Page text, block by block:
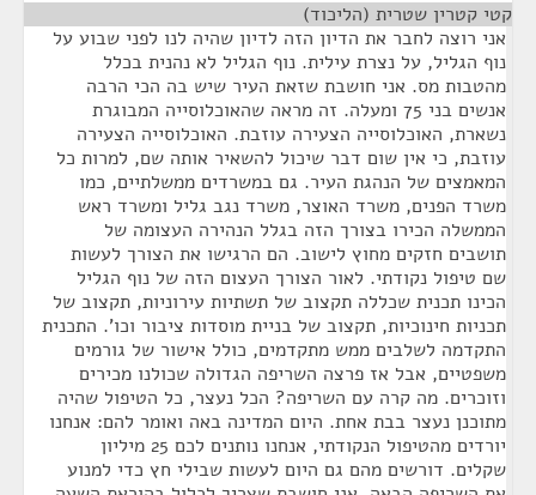
קטי קטרין שטרית (הליכוד)
אני רוצה לחבר את הדיון הזה לדיון שהיה לנו לפני שבוע על
נוף הגליל, על נצרת עילית. נוף הגליל לא נהנית בכלל
מהטבות מס. אני חושבת שזאת העיר שיש בה הכי הרבה
אנשים בני 75 ומעלה. זה מראה שהאוכלוסייה המבוגרת
נשארת, האוכלוסייה הצעירה עוזבת. האוכלוסייה הצעירה
עוזבת, כי אין שום דבר שיכול להשאיר אותה שם, למרות כל
המאמצים של הנהגת העיר. גם במשרדים ממשלתיים, כמו
משרד הפנים, משרד האוצר, משרד נגב גליל ומשרד ראש
הממשלה הכירו בצורך הזה בגלל הנהירה העצומה של
תושבים חזקים מחוץ לישוב. הם הרגישו את הצורך לעשות
שם טיפול נקודתי. לאור הצורך העצום הזה של נוף הגליל
הכינו תכנית שכללה תקצוב של תשתיות עירוניות, תקצוב של
תכניות חינוכיות, תקצוב של בניית מוסדות ציבור וכו'. התכנית
התקדמה לשלבים ממש מתקדמים, כולל אישור של גורמים
משפטיים, אבל אז פרצה השריפה הגדולה שכולנו מכירים
וזוכרים. מה קרה עם השריפה? הכל נעצר, כל הטיפול שהיה
מתוכנן נעצר בבת אחת. היום המדינה באה ואומר להם: אנחנו
יורדים מהטיפול הנקודתי, אנחנו נותנים לכם 25 מיליון
שקלים. דורשים מהם גם היום לעשות שבילי חץ כדי למנוע